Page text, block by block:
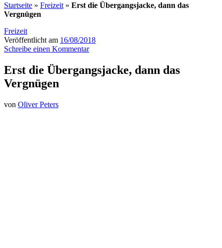
Startseite » Freizeit » Erst die Übergangsjacke, dann das
Vergnügen
Freizeit
Veröffentlicht am 16/08/2018
Schreibe einen Kommentar
Erst die Übergangsjacke, dann das
Vergnügen
von Oliver Peters